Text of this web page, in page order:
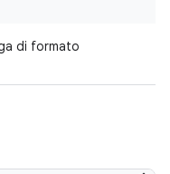
di formato